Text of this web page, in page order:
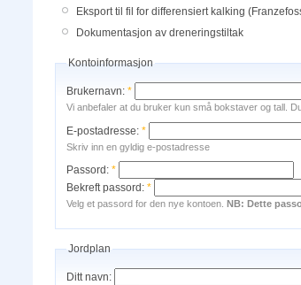
Eksport til fil for differensiert kalking
Dokumentasjon av dreneringstiltak
Kontoinformasjon
Brukernavn: *
Vi anbefaler at du bruker kun små bokstaver og tall.
E-postadresse: *
Skriv inn en gyldig e-postadresse
Passord: *
Bekreft passord: *
Velg et passord for den nye kontoen. NB: Dette
Jordplan
Ditt navn: